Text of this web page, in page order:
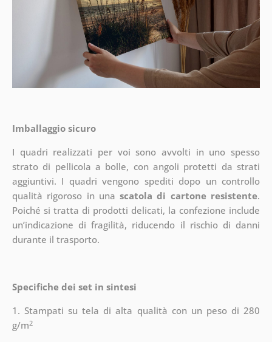
Imballaggio sicuro
I quadri realizzati per voi sono avvolti in uno spesso
strato di pellicola a bolle, con angoli protetti da strati
aggiuntivi. I quadri vengono spediti dopo un controllo
qualità rigoroso in unascatola di cartone resistente.
Poiché si tratta di prodotti delicati, la confezione include
un’indicazione di fragilità, riducendo il rischio di danni
durante il trasporto.
Specifiche dei set in sintesi
1. Stampati su tela di alta qualità con un peso di 280
g/m2